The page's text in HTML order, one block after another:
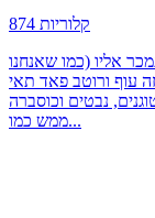
874 קלוריות
אליו (כמו שאנחנו
עוף ורוטב פאד תאי
נבטים וכוסברה
ממש כמו...